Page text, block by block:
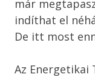
már
indíthat el
De itt most
Az Energetikai